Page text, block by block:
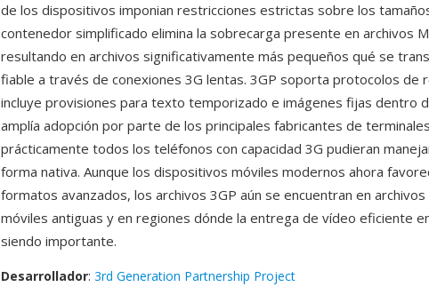
de los dispositivos imponian restricciones estrictas sobre los
contenedor simplificado elimina la sobrecarga presente en archivos
resultando en archivos significativamente más pequeños qué se
fiable a través de conexiones 3G lentas. 3GP soporta protocolos de
incluye provisiones para texto temporizado e imágenes fijas dentro
amplía adopción por parte de los principales fabricantes de
prácticamente todos los teléfonos con capacidad 3G pudieran
forma nativa. Aunque los dispositivos móviles modernos ahora
formatos avanzados, los archivos 3GP aún se encuentran en
móviles antiguas y en regiones dónde la entrega de vídeo eficiente
siendo importante.
Desarrollador: 3rd Generation Partnership Project